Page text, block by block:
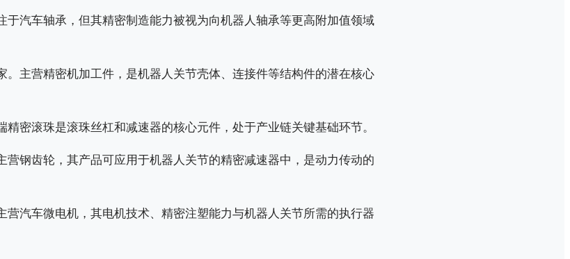
于汽车轴承，但其精密制造能力被视为向机器人轴承等更高附加值领域
。主营精密机加工件，是机器人关节壳体、连接件等结构件的潜在核心
精密滚珠是滚珠丝杠和减速器的核心元件，处于产业链关键基础环节。
营钢齿轮，其产品可应用于机器人关节的精密减速器中，是动力传动的
营汽车微电机，其电机技术、精密注塑能力与机器人关节所需的执行器